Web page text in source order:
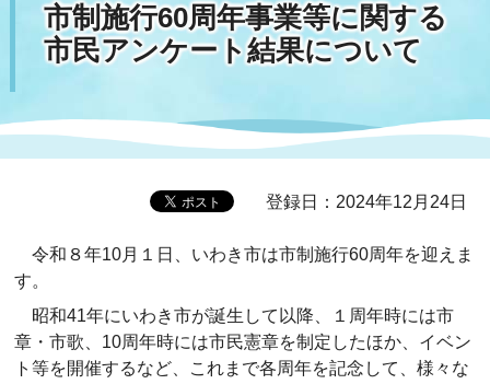
市制施行60周年事業等に関する
市民アンケート結果について
登録日：2024年12月24日
令和 ８年10月 １日、いわき市は市制施行60周年を迎えま
す。
昭和41年にいわき市が誕生して以降、１周年時には市
章・市歌、 10周年時には市民憲章を制定したほか、イベン
ト等を開催するなど、これまで各周年を記念して、様々な